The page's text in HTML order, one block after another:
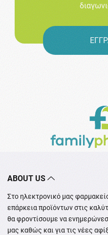
ABOUT US
Στο ηλεκτρονικό μας
επάρκεια προϊόντων στις
θα φροντίσουμε να
μας καθώς και για τις νέες